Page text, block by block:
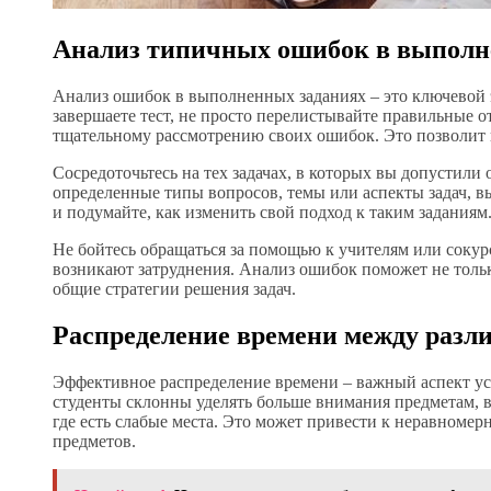
Анализ типичных ошибок в
Анализ ошибок в выполненных заданиях – это ключевой
завершаете тест, не просто перелистывайте правильные
тщательному рассмотрению своих ошибок. Это
Сосредоточьтесь на тех задачах, в которых вы
определенные типы вопросов, темы или аспекты задач,
и подумайте, как изменить свой подход к таким заданиям.
Не бойтесь обращаться за помощью к учителям или
возникают затруднения. Анализ ошибок поможет не
общие стратегии решения задач.
Распределение времени между
Эффективное распределение времени – важный аспект
студенты склонны уделять больше внимания предметам,
где есть слабые места. Это может привести к
предметов.